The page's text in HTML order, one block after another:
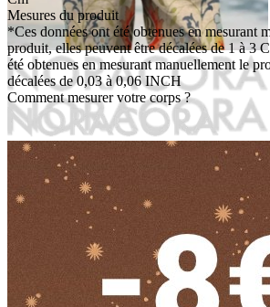
Mesures du produit
*Ces données ont été obtenues en mesurant
produit, elles peuvent être décalées de 1 à 3
été obtenues en mesurant manuellement le
décalées de 0,03 à 0,06 INCH
Comment mesurer votre corps ?